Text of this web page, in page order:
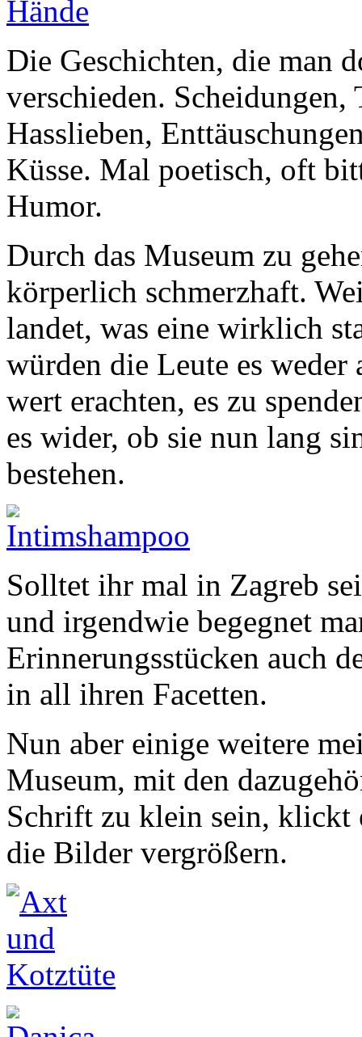
Die Geschichten, die man
verschieden.
Hasslieben,
Küsse. Mal poetisch, oft
Humor.
Durch das Museum zu
körperlich schmerzhaft.
landet, was eine wirklich
würden die Leute es
wert erachten, es zu
es wider, ob sie nun lang
bestehen.
Solltet ihr mal in Zagreb
und irgendwie begegnet
Erinnerungsstücken auch
in all ihren Facetten.
Nun aber einige weitere
Museum, mit den
Schrift zu klein sein, klickt
die Bilder vergrößern.